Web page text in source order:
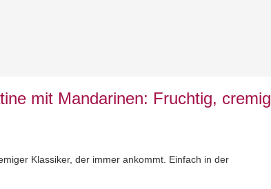
mit Mandarinen: Fruchtig, cremig
Klassiker, der immer ankommt. Einfach in der